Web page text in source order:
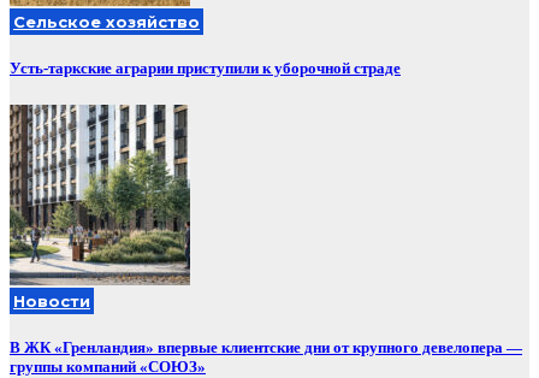
Сельское хозяйство
Усть-таркские аграрии приступили к уборочной страде
Новости
В ЖК «Гренландия» впервые клиентские дни от крупного девелопера —
группы компаний «СОЮЗ»